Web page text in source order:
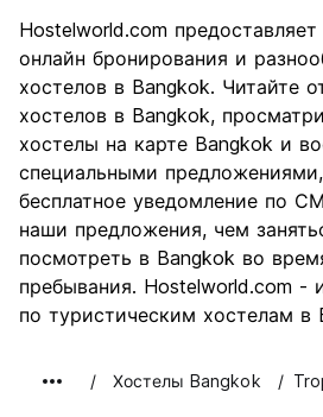
достопримечательностей
Культура
Ночная жизнь
Соотношение цены и
качества
Hostelworld.com
онлайн бронирования и
хостелов в Bangkok. Читайте
хостелов в Bangkok,
хостелы на карте Bangkok и
специальными
бесплатное уведомление по
наши предложения, чем
посмотреть в Bangkok во
пребывания. Hostelworld.com
по туристическим хостелам в
Хостелы Bangkok